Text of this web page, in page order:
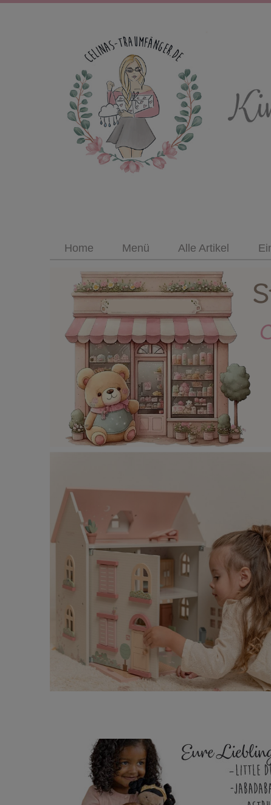
Home Menü Alle Artikel
Roller + Helme Kinderzimmermöbel
Puppen / Kuscheltiere Ostern
Facebook Kontakt / Impressum